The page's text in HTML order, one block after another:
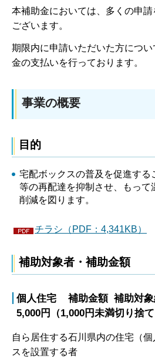
本補助金においては、多くの申請
ございます。
期限内に申請いただいた方につ
金の支払いを行っております。
事業の概要
目的
宅配ボックスの普及を促進する
等の再配達を抑制させ、もって
削減を図ります。
チラシ（PDF：4,341KB）
補助対象者・補助金額
個人住宅 補助金額 補助対象
5,000円（1,000円未満切り捨て
自ら居住する石川県内の住宅（
スを設置する者